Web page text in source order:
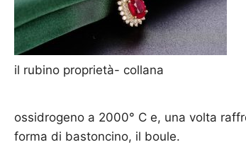
il rubino proprietà- collana
ossidrogeno a 2000° C e, una volta
forma di bastoncino, il boule.